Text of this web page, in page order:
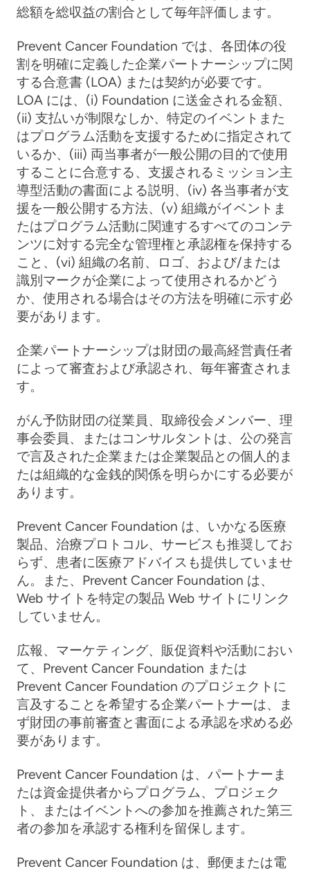
総額を総収益の割合として毎年評価します。
Prevent Cancer Foundation では、各団体の役
割を明確に定義した企業パートナーシップに関
する合意書 (LOA) または契約が必要です。
LOA には、(i) Foundation に送金される金額、
(ii) 支払いが制限なしか、特定のイベントまた
はプログラム活動を支援するために指定されて
いるか、(iii) 両当事者が一般公開の目的で使用
することに合意する、支援されるミッション主
導型活動の書面による説明、(iv) 各当事者が支
援を一般公開する方法、(v) 組織がイベントま
たはプログラム活動に関連するすべてのコンテ
ンツに対する完全な管理権と承認権を保持する
こと、(vi) 組織の名前、ロゴ、および/または
識別マークが企業によって使用されるかどう
か、使用される場合はその方法を明確に示す必
要があります。
企業パートナーシップは財団の最高経営責任者
によって審査および承認され、毎年審査されま
す。
がん予防財団の従業員、取締役会メンバー、理
事会委員、またはコンサルタントは、公の発言
で言及された企業または企業製品との個人的ま
たは組織的な金銭的関係を明らかにする必要が
あります。
Prevent Cancer Foundation は、いかなる医療
製品、治療プロトコル、サービスも推奨してお
らず、患者に医療アドバイスも提供していませ
ん。また、Prevent Cancer Foundation は、
Web サイトを特定の製品 Web サイトにリンク
していません。
広報、マーケティング、販促資料や活動におい
て、Prevent Cancer Foundation または
Prevent Cancer Foundation のプロジェクトに
言及することを希望する企業パートナーは、ま
ず財団の事前審査と書面による承認を求める必
要があります。
Prevent Cancer Foundation は、パートナーま
たは資金提供者からプログラム、プロジェク
ト、またはイベントへの参加を推薦された第三
者の参加を承認する権利を留保します。
Prevent Cancer Foundation は、郵便または電